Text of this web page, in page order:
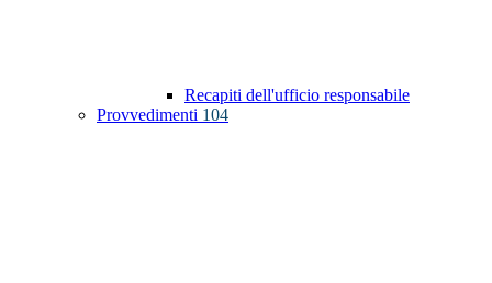
Recapiti dell'ufficio responsabile
Provvedimenti 104